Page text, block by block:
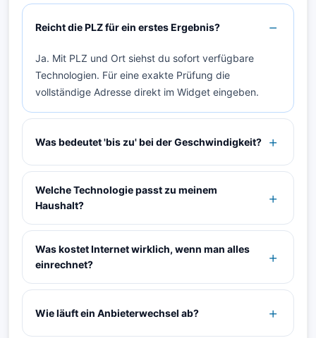
Reicht die PLZ für ein erstes Ergebnis?
Ja. Mit PLZ und Ort siehst du sofort verfügbare
Technologien. Für eine exakte Prüfung die
vollständige Adresse direkt im Widget eingeben.
Was bedeutet 'bis zu' bei der Geschwindigkeit?
Welche Technologie passt zu meinem
Haushalt?
Was kostet Internet wirklich, wenn man alles
einrechnet?
Wie läuft ein Anbieterwechsel ab?